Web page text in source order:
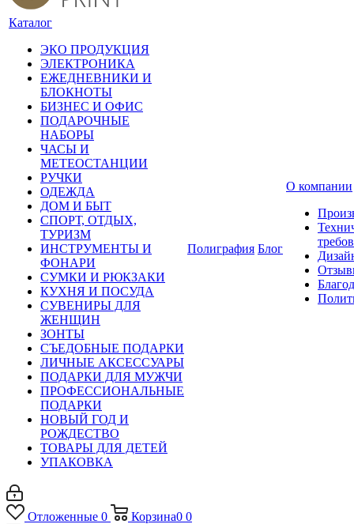
Каталог
ЭКО ПРОДУКЦИЯ
ЭЛЕКТРОНИКА
ЕЖЕДНЕВНИКИ И
БЛОКНОТЫ
БИЗНЕС И ОФИС
ПОДАРОЧНЫЕ
НАБОРЫ
ЧАСЫ И
МЕТЕОСТАНЦИИ
РУЧКИ
ОДЕЖДА
ДОМ И БЫТ
СПОРТ, ОТДЫХ,
ТУРИЗМ
ИНСТРУМЕНТЫ И
ФОНАРИ
СУМКИ И РЮКЗАКИ
КУХНЯ И ПОСУДА
СУВЕНИРЫ ДЛЯ
ЖЕНЩИН
ЗОНТЫ
СЪЕДОБНЫЕ ПОДАРКИ
ЛИЧНЫЕ АКСЕССУАРЫ
ПОДАРКИ ДЛЯ МУЖЧИ
ПРОФЕССИОНАЛЬНЫЕ
ПОДАРКИ
НОВЫЙ ГОД И
РОЖДЕСТВО
ТОВАРЫ ДЛЯ ДЕТЕЙ
УПАКОВКА
Полиграфия Блог
О компании
Отложенные 0 Корзина0 0